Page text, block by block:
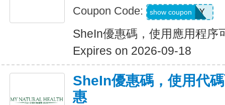
Coupon Code: 6FANY
show coupon
SheIn優惠碼，使用應用程序
Expires on 2026-09-18
SheIn優惠碼，使用代
惠